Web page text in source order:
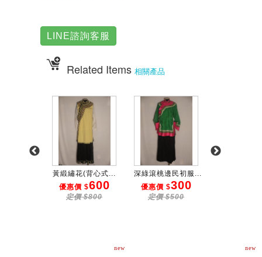
LINE諮詢客服
Related Items 相關產品
黃緞繡花(背心式...
優惠價 $600
定價 $800
深綠滾桃邊民初服...
優惠價 $300
定價 $500
new new